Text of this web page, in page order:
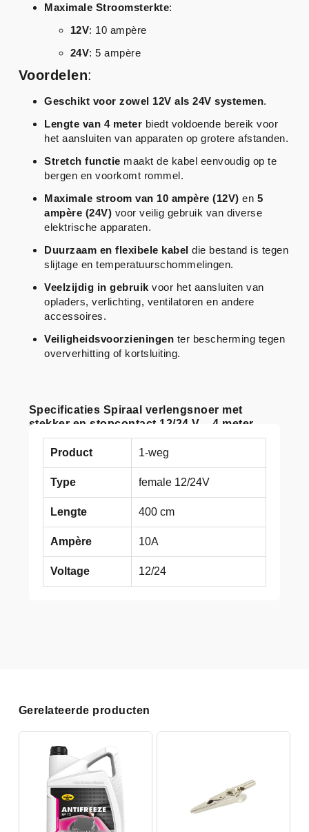
Specificaties Spiraal verlengsnoer met
stekker en stopcontact 12/24 V – 4 meter
Product 1-weg
Type female 12/24V
Lengte 400 cm
Ampère 10A
Voltage 12/24
Maximale Stroomsterkte:
12V: 10 ampère
24V: 5 ampère
Voordelen:
Geschikt voor zowel 12V als 24V systemen.
Lengte van 4 meter biedt voldoende bereik voor
het aansluiten van apparaten op grotere afstanden.
Stretch functie maakt de kabel eenvoudig op te
bergen en voorkomt rommel.
Maximale stroom van 10 ampère (12V) en 5
ampère (24V) voor veilig gebruik van diverse
elektrische apparaten.
Duurzaam en flexibele kabel die bestand is tegen
slijtage en temperatuurschommelingen.
Veelzijdig in gebruik voor het aansluiten van
opladers, verlichting, ventilatoren en andere
accessoires.
Veiligheidsvoorzieningen ter bescherming tegen
oververhitting of kortsluiting.
Gerelateerde producten